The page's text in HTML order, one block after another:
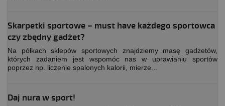
Skarpetki sportowe – must have każdego sportowca
czy zbędny gadżet?
Na półkach sklepów sportowych znajdziemy masę gadżetów,
których zadaniem jest wspomóc nas w uprawianiu sportów
poprzez np. liczenie spalonych kalorii, mierze...
Daj nura w sport!